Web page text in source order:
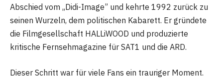
Abschied vom „Didi-Image” und kehrte 1992 zurück zu
seinen Wurzeln, dem politischen Kabarett. Er gründete
die Filmgesellschaft HALLiWOOD und produzierte
kritische Fernsehmagazine für SAT1 und die ARD.
Dieser Schritt war für viele Fans ein trauriger Moment.